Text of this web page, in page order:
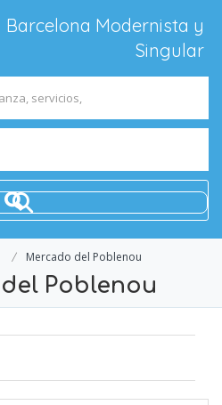
Barcelona Modernista y
Singular
Mercado del Poblenou
Poblenou